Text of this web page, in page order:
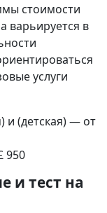
стоимости
варьируется в
услуги
) и (детская) — от
950
и тест на